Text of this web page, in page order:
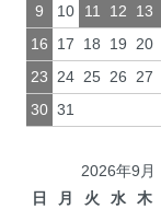
9
10 11 12 13
16
17 18 19 20
23 24 25 26 27
30 31
2026年9月
日
月 火 水 木